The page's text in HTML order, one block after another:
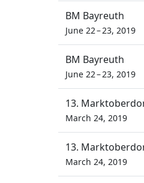
BM Bayreuth
June 22 – 23, 2019
BM Bayreuth
June 22 – 23, 2019
13.
March 24, 2019
13.
March 24, 2019